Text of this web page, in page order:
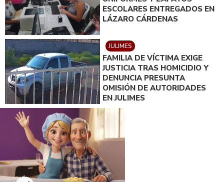
ESCOLARES ENTREGADOS EN
LÁZARO CÁRDENAS
JULIMES
FAMILIA DE VÍCTIMA EXIGE
JUSTICIA TRAS HOMICIDIO Y
DENUNCIA PRESUNTA
OMISIÓN DE AUTORIDADES
EN JULIMES